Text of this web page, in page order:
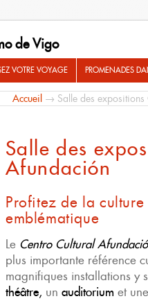
de Vigo
VOTRE VOYAGE PROMENADES
Accueil → Salle des
Salle des
Afundación
Profitez de la
emblématique
Le Centro Cultural
plus importante référence
magnifiques installations y
théâtre, un auditorium et